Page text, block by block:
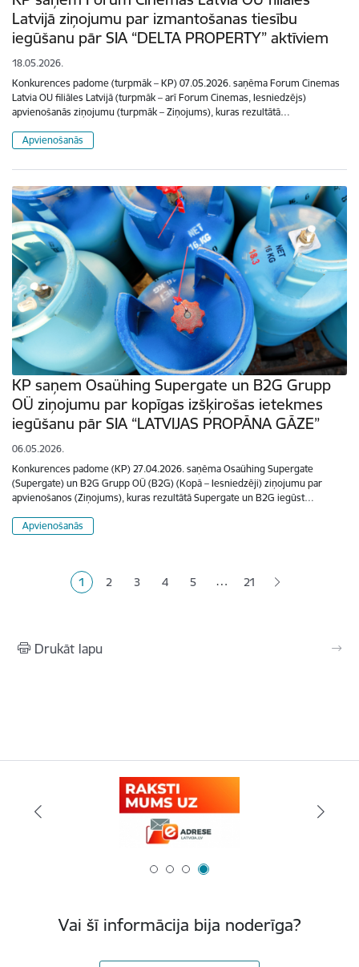
Latvijā ziņojumu par izmantošanas tiesību
iegūšanu pār SIA “DELTA PROPERTY” aktīviem
18.05.2026.
Konkurences padome (turpmāk – KP) 07.05.2026. saņēma Forum Cinemas
Latvia OU filiāles Latvijā (turpmāk – arī Forum Cinemas, Iesniedzējs)
apvienošanās ziņojumu (turpmāk – Ziņojums), kuras rezultātā…
Apvienošanās
KP saņem Osaühing Supergate un B2G Grupp
OÜ ziņojumu par kopīgas izšķirošas ietekmes
iegūšanu pār SIA “LATVIJAS PROPĀNA GĀZE”
06.05.2026.
Konkurences padome (KP) 27.04.2026. saņēma Osaühing Supergate
(Supergate) un B2G Grupp OÜ (B2G) (Kopā – Iesniedzēji) ziņojumu par
apvienošanos (Ziņojums), kuras rezultātā Supergate un B2G iegūst…
Apvienošanās
Pašreizējā lapa
1 Lapa
2 Lapa
3 Lapa
4 Lapa
5 … 21
Drukāt lapu
Vai šī informācija bija noderīga?